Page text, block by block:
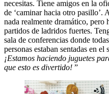
necesitas. Tiene amigos en la
de ‘caminar hacia otro pasillo’.
nada realmente dramático, pero
partidos de ladridos fuertes.
sala de conferencias donde
personas estaban sentadas en
¡Estamos haciendo juguetes
que esto es divertido! ”